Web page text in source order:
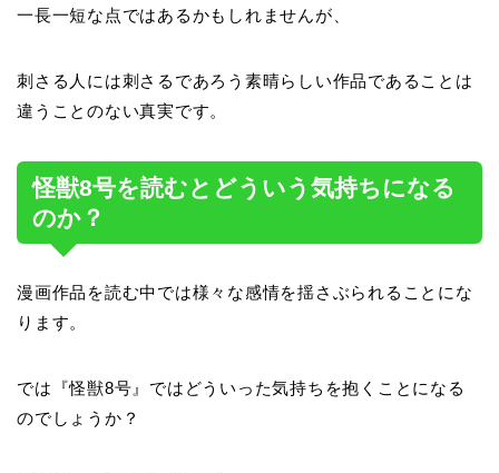
一長一短な点ではあるかもしれませんが、
刺さる人には刺さるであろう素晴らしい作品であることは
違うことのない真実です。
怪獣8号を読むとどういう気持ちになる
のか？
漫画作品を読む中では様々な感情を揺さぶられることにな
ります。
では『怪獣8号』ではどういった気持ちを抱くことになる
のでしょうか？